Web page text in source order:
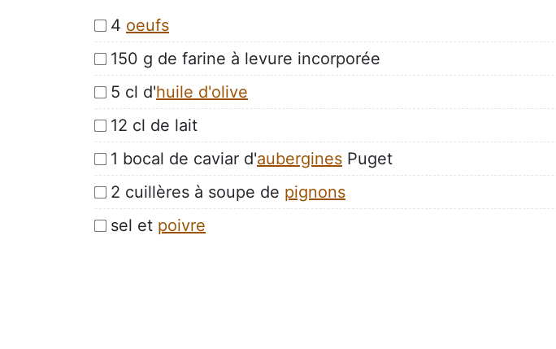
4 oeufs
150 g de farine à levure incorporée
5 cl d'huile d'olive
12 cl de lait
1 bocal de caviar d'aubergines Puget
2 cuillères à soupe de pignons
sel et poivre